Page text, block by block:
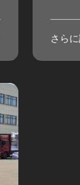
さらに